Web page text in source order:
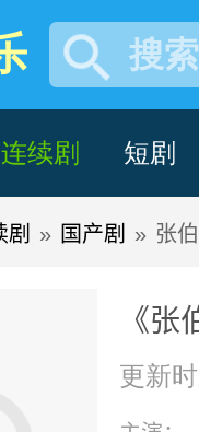
搜索
连续剧 短剧
剧 » 国产剧 » 张
《
更新时